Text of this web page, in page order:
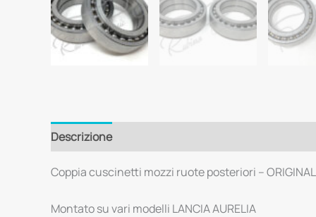
Descrizione
Coppia cuscinetti mozzi ruote posteriori –
Montato su vari modelli LANCIA AURELIA